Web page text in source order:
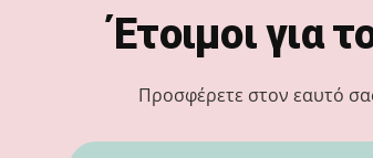
Έτοιμοι για
Προσφέρετε στον εαυτό